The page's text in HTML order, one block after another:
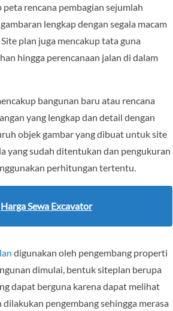
peta rencana pembagian sejumlah
lengkap dengan segala macam
plan juga mencakup tata guna
hingga perencanaan jalan di dalam
bangunan baru atau rencana
yang lengkap dan detail dengan
objek gambar yang dibuat untuk site
yang sudah ditentukan dan pengukuran
perhitungan tertentu.
Harga Sewa Excavator
digunakan oleh pengembang properti
dimulai, bentuk siteplan berupa
dapat berguna karena dapat melihat
dilakukan pengembang sehingga merasa